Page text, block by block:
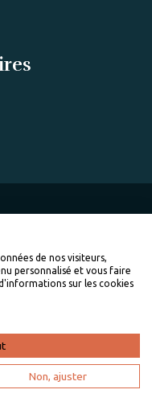
de nos visiteurs,
personnalisé et vous faire
sur les cookies
Non, ajuster